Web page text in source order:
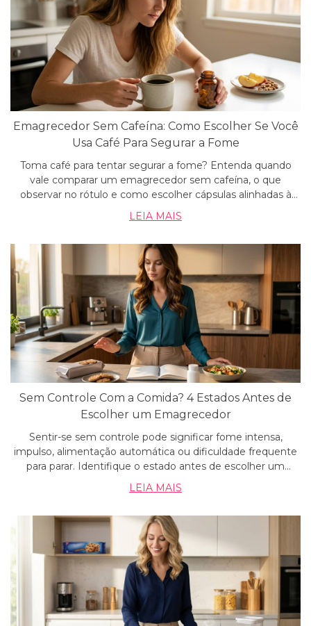
Emagrecedor Sem Cafeína: Como Escolher Se Você
Usa Café Para Segurar a Fome
Toma café para tentar segurar a fome? Entenda quando
vale comparar um emagrecedor sem cafeína, o que
observar no rótulo e como escolher cápsulas alinhadas à
sua rotina.
LEIA MAIS
Sem Controle Com a Comida? 4 Estados Antes de
Escolher um Emagrecedor
Sentir-se sem controle pode significar fome intensa,
impulso, alimentação automática ou dificuldade frequente
para parar. Identifique o estado antes de escolher um
produto.
LEIA MAIS